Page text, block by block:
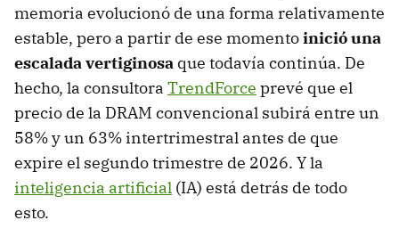
memoria evolucionó de una forma relativamente
estable, pero a partir de ese momentoinició una
escalada vertiginosa que todavía continúa. De
hecho, la consultora TrendForce prevé que el
precio de la DRAM convencional subirá entre un
58% y un 63% intertrimestral antes de que
expire el segundo trimestre de 2026. Y la
inteligencia artificial (IA) está detrás de todo
esto.